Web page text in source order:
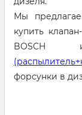
Мы
купить
форсунки в